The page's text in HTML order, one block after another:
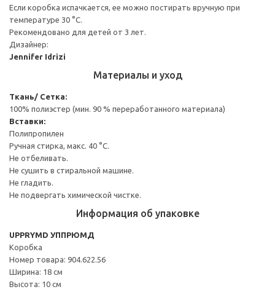
Если коробка испачкается, ее можно постирать вручную при
температуре 30 °C.
Рекомендовано для детей от 3 лет.
Дизайнер:
Jennifer Idrizi
Материалы и уход
Ткань/ Сетка:
100% полиэстер (мин. 90 % переработанного материала)
Вставки:
Полипропилен
Ручная стирка, макс. 40 °C.
Не отбеливать.
Не сушить в стиральной машине.
Не гладить.
Не подвергать химической чистке.
Информация об упаковке
UPPRYMD УППРЮМД
Коробка
Номер товара: 904.622.56
Ширина: 18 см
Высота: 10 см